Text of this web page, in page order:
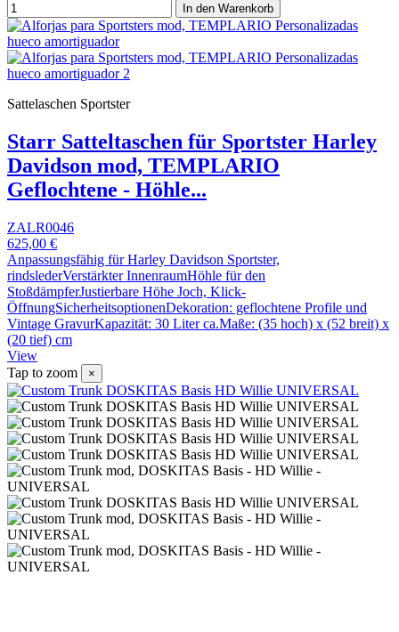
In den Warenkorb
Sattelaschen Sportster
Starr Satteltaschen für Sportster Harley
Davidson mod, TEMPLARIO
Geflochtene - Höhle...
ZALR0046
625,00 €
Anpassungsfähig für Harley Davidson Sportster,
rindslederVerstärkter InnenraumHöhle für den
StoßdämpferJustierbare Höhe Joch, Klick-
ÖffnungSicherheitsoptionenDekoration: geflochtene Profile und
Vintage GravurKapazität: 30 Liter ca.Maße: (35 hoch) x (52 breit) x
(20 tief) cm
View
Tap to zoom
×